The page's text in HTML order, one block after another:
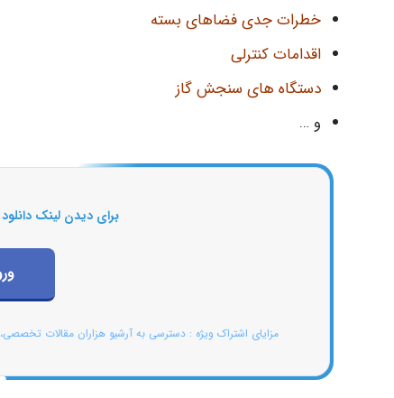
خطرات جدی فضاهای بسته
اقدامات کنترلی
دستگاه های سنجش گاز
و …
برای دیدن لینک
مزایای اشتراک ویژه : دسترسی به آرشیو هزاران مقالات